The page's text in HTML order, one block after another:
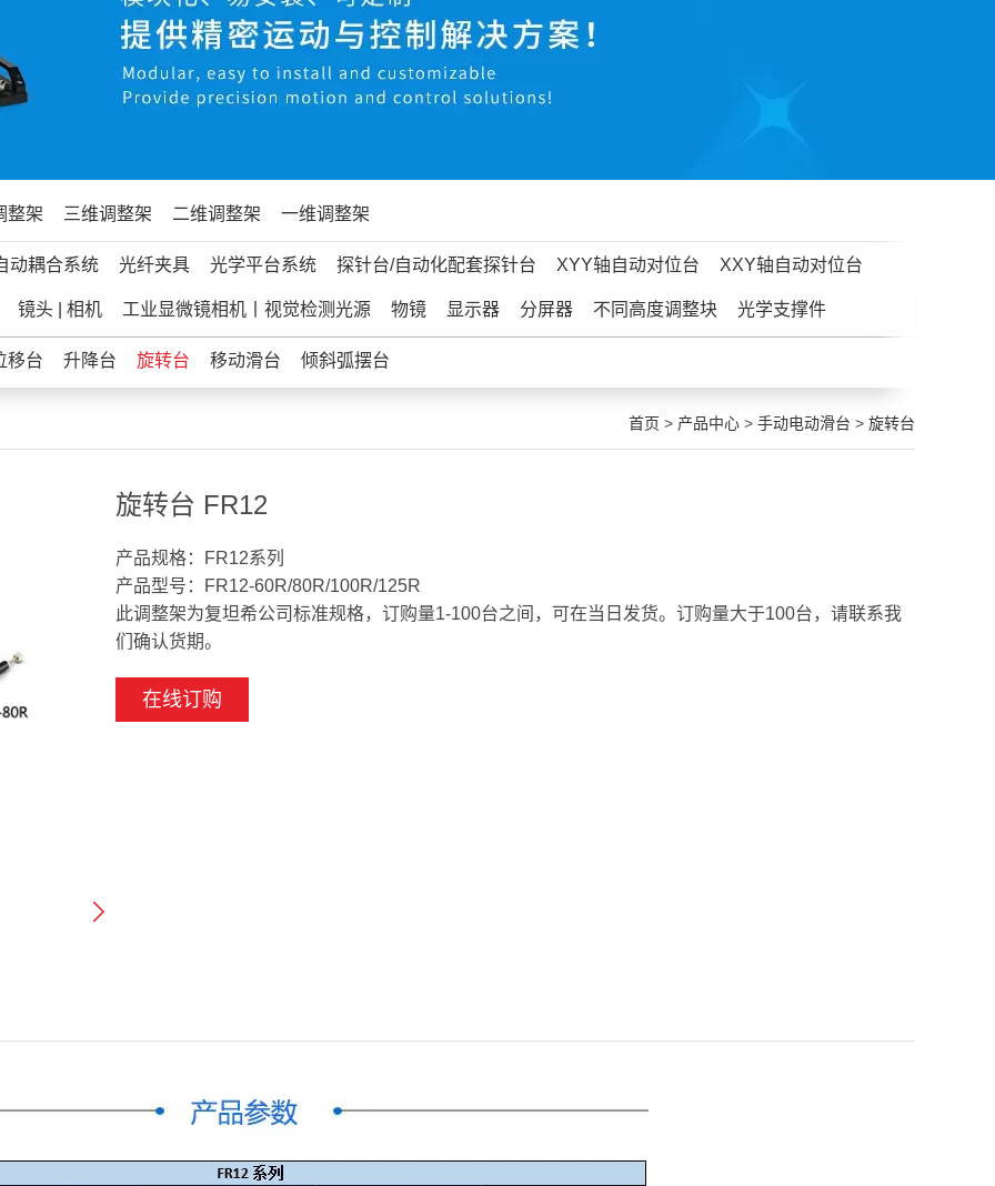
整架 三维调整架 二维调整架 一维调整架
动耦合系统 光纤夹具 光学平台系统 探针台/自动化配套探针台 XYY轴自动对位台 XXY轴自动对位台
镜头 | 相机 工业显微镜相机丨视觉检测光源 物镜 显示器 分屏器 不同高度调整块 光学支撑件
移台 升降台 旋转台 移动滑台 倾斜弧摆台
首页 > 产品中心 > 手动电动滑台 > 旋转台
旋转台 FR12
产品规格：FR12系列
产品型号：FR12-60R/80R/100R/125R
此调整架为复坦希公司标准规格，订购量1-100台之间，可在当日发货。订购量大于100台，请联系我
们确认货期。
在线订购